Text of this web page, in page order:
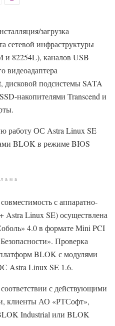
загрузка
сетевой инфраструктуры
и 82254L), каналов USB
видеоадаптера
подсистемы SATA
накопителями Transcend и
работу ОС Astra Linux SE
BLOK в режиме BIOS
с аппаратно-
Linux SE) осуществлена
4.0 в формате Mini PCI
Проверка
BLOK с модулями
Astra Linux SE 1.6.
с действующими
клиенты АО «РТСофт»,
Industrial или BLOK